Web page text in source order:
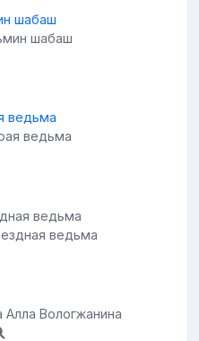
шабаш
ведьма
ведьма